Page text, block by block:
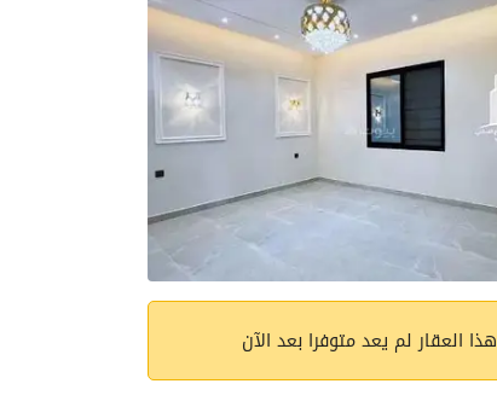
هذا العقار لم يعد متوفرا بعد الآن